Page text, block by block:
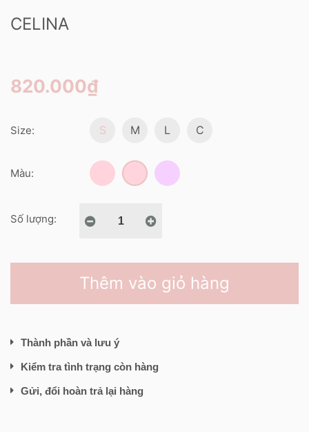
CELINA
820.000₫
Size: S M L C
Màu:
Số lượng:
Thêm vào giỏ hàng
Thành phần và lưu ý
Kiểm tra tình trạng còn hàng
Gửi, đổi hoàn trả lại hàng